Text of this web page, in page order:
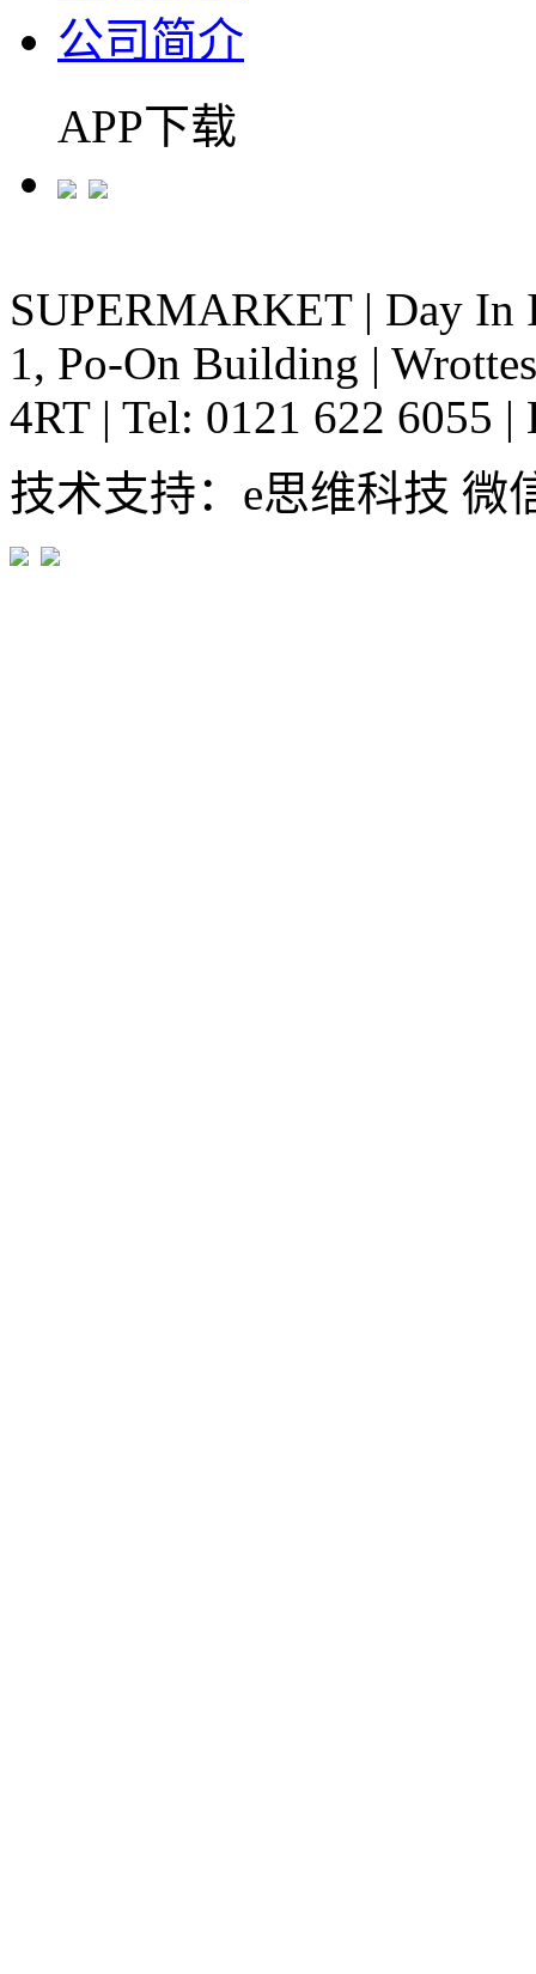
公司简介
APP下载
SUPERMARKET | Day In
1, Po-On Building |
4RT | Tel: 0121 622 6055 |
技术支持：e思维科技 微